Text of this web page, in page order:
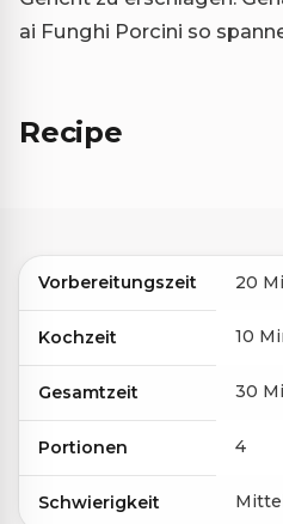
ai Funghi Porcini so
Recipe
Vorbereitungszeit 20
Kochzeit 10
Gesamtzeit 30
Portionen 4
Schwierigkeit Mittel